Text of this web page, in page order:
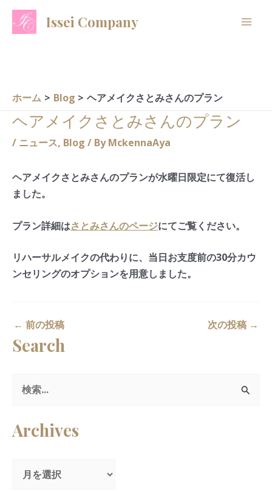
Issei Company
ホーム Blog ヘアメイクさとみさんのプラン
ヘアメイクさとみさんのプラン
/ ニュース, Blog / ByMckennaAya
ヘアメイクさとみさんのプランが水曜日限定にて復活し
ました。
プラン詳細はさとみさんのページにてご覧ください。
リハーサルメイクの代わりに、当日お支度前の30分カウ
ンセリングのオプションを用意しました。
← 前の投稿 次の投稿 →
Search
対
Archives
A
r
v
e
s
C
a
o
r
i